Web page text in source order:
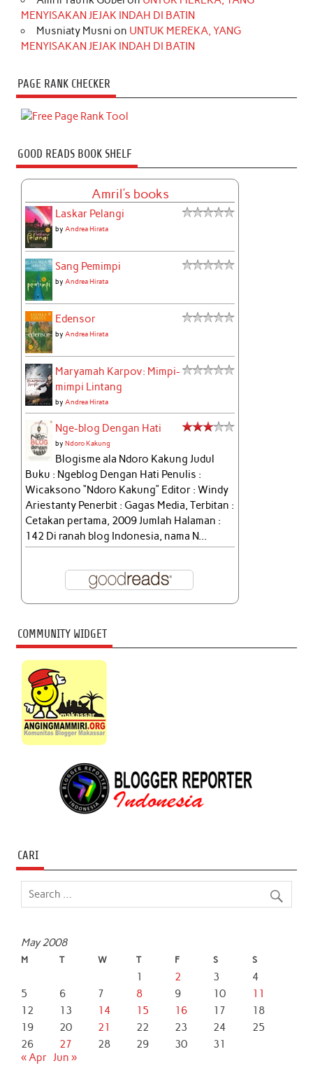
MENYISAKAN JEJAK INDAH DI BATIN
Musniaty Musni on UNTUK MEREKA, YANG
MENYISAKAN JEJAK INDAH DI BATIN
PAGE RANK CHECKER
GOOD READS BOOK SHELF
Amril's books
Laskar Pelangi
byAndrea Hirata
Sang Pemimpi
byAndrea Hirata
Edensor
byAndrea Hirata
Maryamah Karpov: Mimpi-
mimpi Lintang
byAndrea Hirata
Nge-blog Dengan Hati
byNdoro Kakung
Blogisme ala Ndoro Kakung Judul
Buku : Ngeblog Dengan Hati Penulis :
Wicaksono “Ndoro Kakung” Editor : Windy
Ariestanty Penerbit : Gagas Media, Terbitan :
Cetakan pertama, 2009 Jumlah Halaman :
142 Di ranah blog Indonesia, nama N...
COMMUNITY WIDGET
CARI
May 2008
M T W T F S S
1 2 3
4
5
6 7 8 9 10
11
12
13 14 15 16 17
18
19
20 21 22 23 24
25
26
27 28 29 30
31
« Apr Jun »